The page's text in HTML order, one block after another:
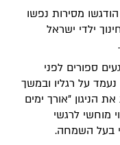
מסירות נפשו
ילדי ישראל
ספורים לפני
על רגליו ובמשך
הניגון "אורך ימים
מוחשי לרגשי
בעל השמחה.